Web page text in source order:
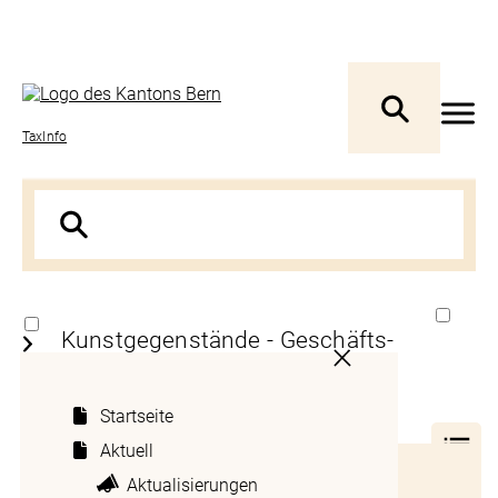
TaxInfo
Startseite
Aktuell
Aktualisierungen
Kunstgegenstände - Geschäfts-
1
Inhaltsverzeichnis